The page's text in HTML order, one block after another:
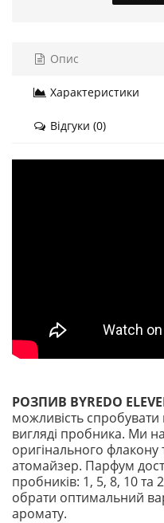
Опис
Характеристики
Відгуки (0)
РОЗПИВ BYREDO
можливість
вигляді пробника. Ми
оригінального
атомайзер. Парфум
пробників: 1, 5, 8, 10
обрати оптимальний
аромату.